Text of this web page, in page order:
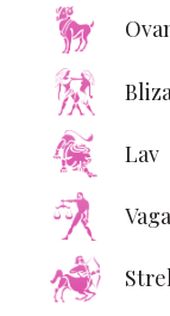
Lav
Vaga